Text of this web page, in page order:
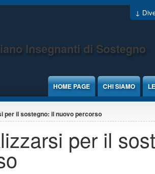
↓
Insegnanti di Sostegno
HOME PAGE CHI SIAMO
per il sostegno: il nuovo percorso
per il